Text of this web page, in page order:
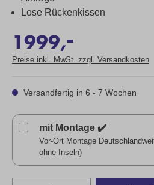
Lose Rückenkissen
1999,
-
Preise inkl. MwSt. zzgl. Versandkosten
Versandfertig in 6 - 7 Wochen
mit Montage ✔️
Vor-Ort Montage
ohne Inseln)